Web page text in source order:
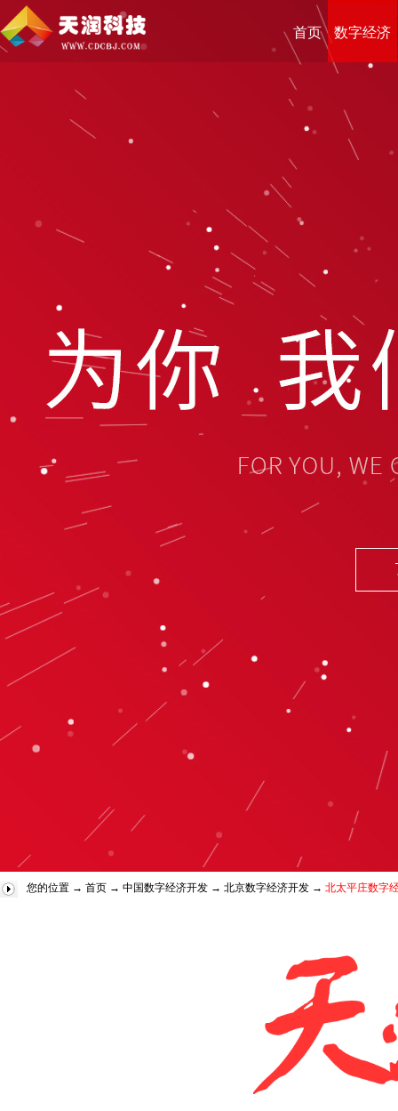
首页 数字经济
您的位置 → 首页 → 中国数字经济开发 → 北京数字经济开发 → 北太平庄数字